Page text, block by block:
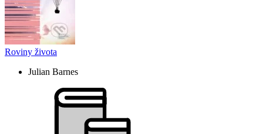
Roviny života
Julian Barnes